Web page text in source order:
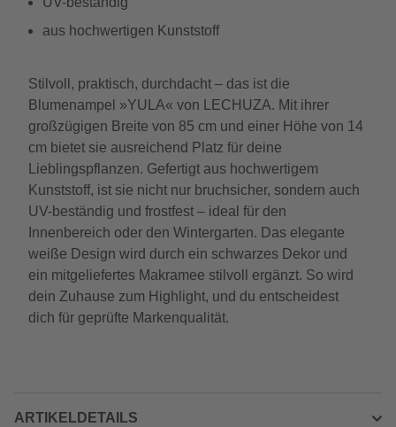
aus hochwertigen Kunststoff
Stilvoll, praktisch, durchdacht – das ist die
Blumenampel »YULA« von LECHUZA. Mit ihrer
großzügigen Breite von 85 cm und einer Höhe von 14
cm bietet sie ausreichend Platz für deine
Lieblingspflanzen. Gefertigt aus hochwertigem
Kunststoff, ist sie nicht nur bruchsicher, sondern auch
UV-beständig und frostfest – ideal für den
Innenbereich oder den Wintergarten. Das elegante
weiße Design wird durch ein schwarzes Dekor und
ein mitgeliefertes Makramee stilvoll ergänzt. So wird
dein Zuhause zum Highlight, und du entscheidest
dich für geprüfte Markenqualität.
ARTIKELDETAILS